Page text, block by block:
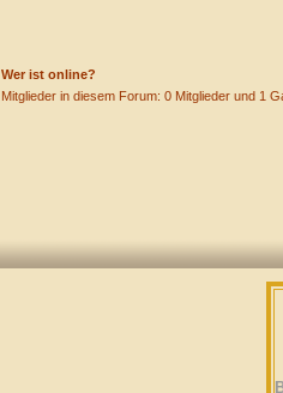
Wer ist online?
Mitglieder in diesem Forum: 0 Mitglieder und 1